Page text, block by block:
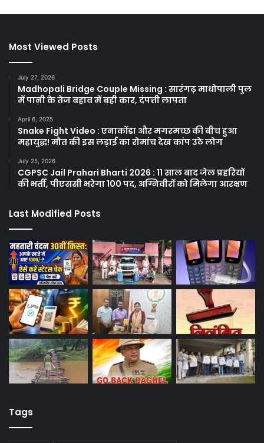
Most Viewed Posts
July 27, 2026
Madhopali Bridge Couple Missing : सारंगढ़ माधोपाली पुल
में पानी के तेज बहाव में बही कार, दंपत्ती लापता
April 6, 2025
Snake Fight Video : एनाकोंडा और मगरमच्छ की बीच हुआ
महायुद्ध! मौत की इस लड़ाई का रोमांच देख कांप उठे लोग
July 25, 2026
CGPSC Jail Prahari Bharti 2026 : 11 साल बाद जेल प्रहरियों
की भर्ती, पीएससी भरेगा 100 पद, अग्निवीरों को मिलेगा आरक्षण
Last Modified Posts
Tags